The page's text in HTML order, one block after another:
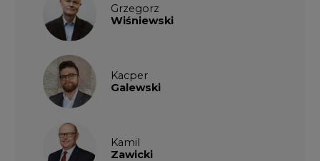
Grzegorz
Wiśniewski
Kacper
Galewski
Kamil
Zawicki